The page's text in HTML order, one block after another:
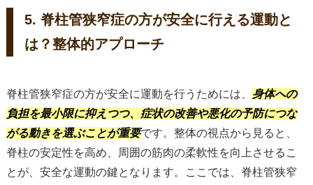
5. 脊柱管狭窄症の方が安全に行える運動と
は？整体的アプローチ
脊柱管狭窄症の方が安全に運動を行うためには、 身体への
負担を最小限に抑えつつ、症状の改善や悪化の予防につな
がる動きを選ぶことが重要です。整体の視点から見ると、
脊柱の安定性を高め、周囲の筋肉の柔軟性を向上させるこ
とが、安全な運動の鍵となります。ここでは、脊柱管狭窄